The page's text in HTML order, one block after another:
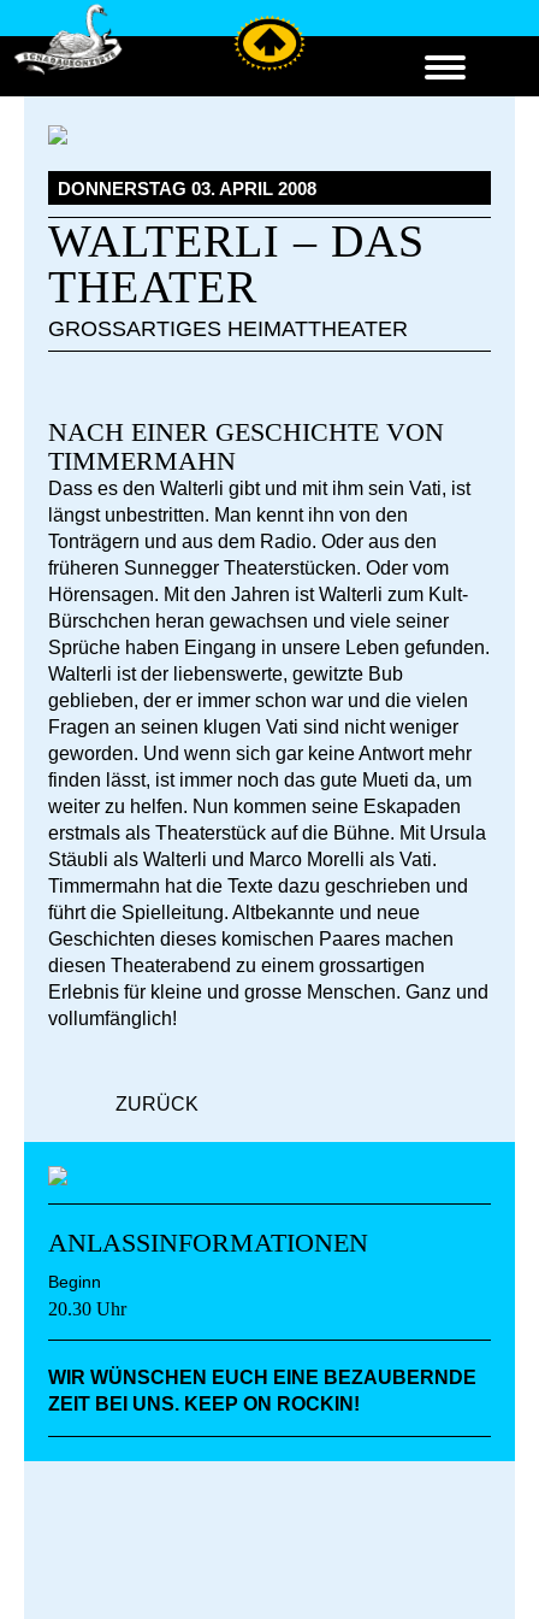
DONNERSTAG 03. APRIL 2008
WALTERLI – DAS
THEATER
GROSSARTIGES HEIMATTHEATER
NACH EINER GESCHICHTE VON
TIMMERMAHN
Dass es den Walterli gibt und mit ihm sein Vati, ist
längst unbestritten. Man kennt ihn von den
Tonträgern und aus dem Radio. Oder aus den
früheren Sunnegger Theaterstücken. Oder vom
Hörensagen. Mit den Jahren ist Walterli zum Kult-
Bürschchen heran gewachsen und viele seiner
Sprüche haben Eingang in unsere Leben gefunden.
Walterli ist der liebenswerte, gewitzte Bub
geblieben, der er immer schon war und die vielen
Fragen an seinen klugen Vati sind nicht weniger
geworden. Und wenn sich gar keine Antwort mehr
finden lässt, ist immer noch das gute Mueti da, um
weiter zu helfen. Nun kommen seine Eskapaden
erstmals als Theaterstück auf die Bühne. Mit Ursula
Stäubli als Walterli und Marco Morelli als Vati.
Timmermahn hat die Texte dazu geschrieben und
führt die Spielleitung. Altbekannte und neue
Geschichten dieses komischen Paares machen
diesen Theaterabend zu einem grossartigen
Erlebnis für kleine und grosse Menschen. Ganz und
vollumfänglich!
ZURÜCK
ANLASSINFORMATIONEN
Beginn
20.30 Uhr
WIR WÜNSCHEN EUCH EINE BEZAUBERNDE
ZEIT BEI UNS. KEEP ON ROCKIN!